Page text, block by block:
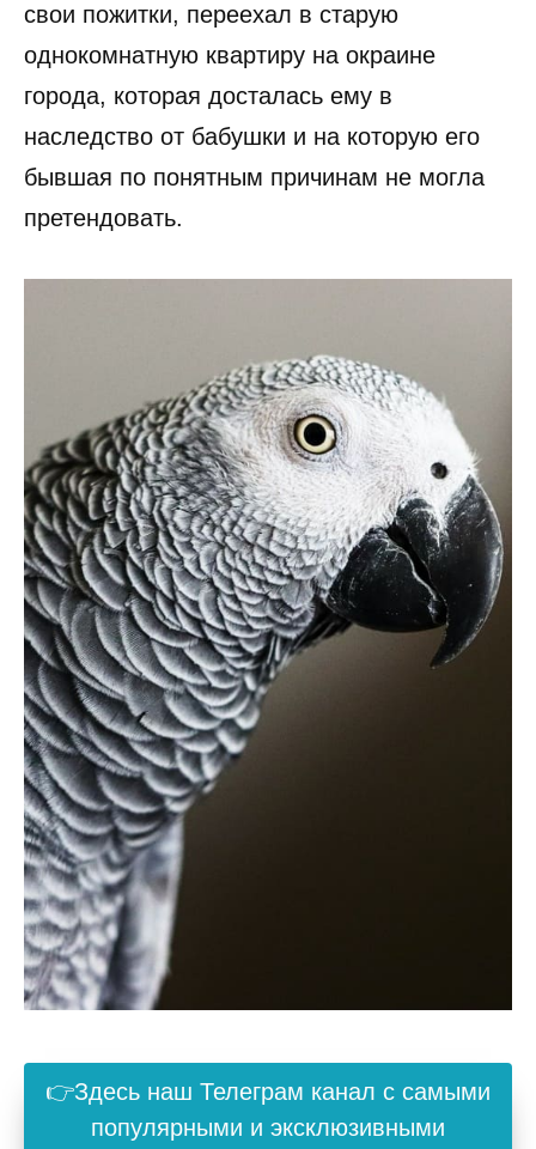
свои пожитки, переехал в старую
однокомнатную квартиру на окраине
города, которая досталась ему в
наследство от бабушки и на которую его
бывшая по понятным причинам не могла
претендовать.
👉Здесь наш Телеграм канал с самыми
популярными и эксклюзивными